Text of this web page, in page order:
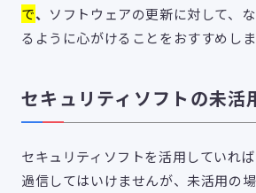
で、 ソフトウェアの更新に対して、
るように心がけることをおすすめしま
セキュリティソフトの未活
セキュリティソフトを活用していれ
過信してはいけませんが、未活用の